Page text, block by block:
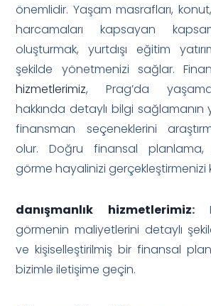
önemlidir. Yaşam masrafları,
harcamaları kapsayan
oluşturmak, yurtdışı eğitim
şekilde yönetmenizi sağlar.
hizmetlerimiz, Prag’da
hakkında detaylı bilgi sağlamanın
finansman seçeneklerini
olur. Doğru finansal planlama,
görme hayalinizi gerçekleştirmenizi
danışmanlık hizmetlerimiz:
görmenin maliyetlerini detaylı
ve kişiselleştirilmiş bir finansal
bizimle iletişime geçin.